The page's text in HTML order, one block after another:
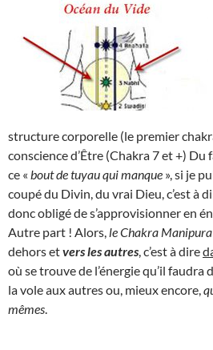
structure corporelle (le premier
conscience d’Être (Chakra 7 et +) Du
ce « bout de tuyau qui manque », si je
coupé du Divin, du vrai Dieu, c’est à
donc obligé de s’approvisionner en
Autre part ! Alors, le Chakra Manipura
dehors etvers les autres , c’est à dire
où se trouve de l’énergie qu’il faudra
la vole aux autres ou, mieux encore,
mêmes